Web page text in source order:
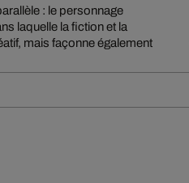
: le personnage
laquelle la fiction et la
mais façonne également
n'utilise pas l'IA
fictif qui se déploie